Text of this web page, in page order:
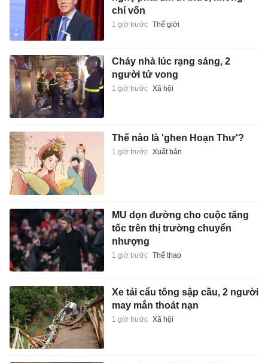
chỉ vốn
1 giờ trước Thế giới
Cháy nhà lúc rạng sáng, 2
người tử vong
1 giờ trước Xã hội
Thế nào là 'ghen Hoạn Thư'?
1 giờ trước Xuất bản
MU dọn đường cho cuộc tăng
tốc trên thị trường chuyển
nhượng
1 giờ trước Thể thao
Xe tải cẩu tông sập cầu, 2 người
may mắn thoát nạn
1 giờ trước Xã hội